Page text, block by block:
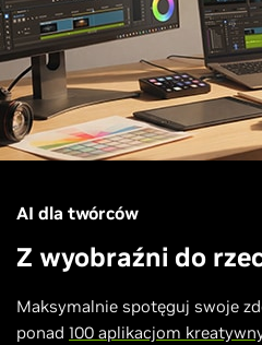
AI dla twórców
Z wyobraźni do
Maksymalnie spotęguj swoje
ponad 100 aplikacjom